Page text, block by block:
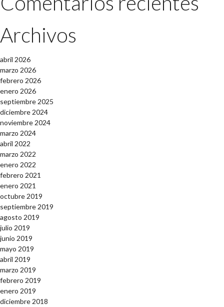
Archivos
abril 2026
marzo 2026
febrero 2026
enero 2026
septiembre 2025
diciembre 2024
noviembre 2024
marzo 2024
abril 2022
marzo 2022
enero 2022
febrero 2021
enero 2021
octubre 2019
septiembre 2019
agosto 2019
julio 2019
junio 2019
mayo 2019
abril 2019
marzo 2019
febrero 2019
enero 2019
diciembre 2018